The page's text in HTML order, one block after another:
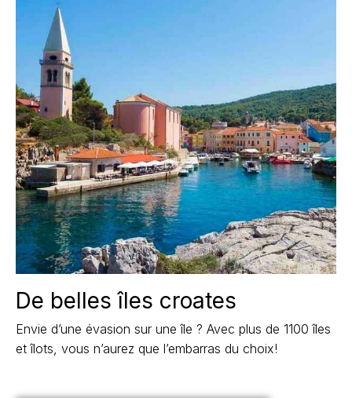
De belles îles croates
Envie d’une évasion sur une île ? Avec plus de 1100 îles
et îlots, vous n’aurez que l’embarras du choix!